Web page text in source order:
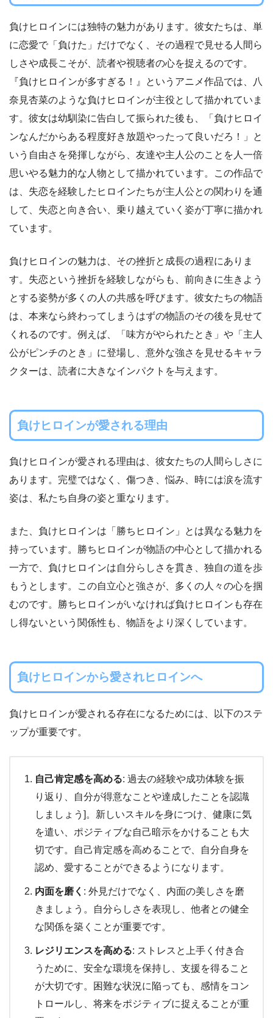
負けヒロインには独特の魅力があります。彼女たちは、単
に恋愛で「負けた」だけでなく、その過程で見せる人間ら
しさや成長こそが、読者や視聴者の心を捉えるのです。
『負けヒロインが多すぎる！』というアニメ作品では、八
奈見杏菜のような負けヒロインが主役として描かれていま
す。彼女は幼馴染に告白して振られた後も、「負けヒロイ
ンなんだからある程度好き放題やったって良いだろ！」と
いう自由さを発揮しながら、友達や主人公のことを人一倍
思いやる魅力的な人物として描かれています。この作品で
は、失恋を経験したヒロインたちが主人公との関わりを通
して、失恋と向き合い、乗り越えていく姿が丁寧に描かれ
ています。
負けヒロインの魅力は、その挫折と成長の過程にありま
す。失恋という挫折を経験しながらも、前向きに生きよう
とする姿勢が多くの人の共感を呼びます。彼女たちの物語
は、本来なら終わってしまうはずの物語のその後を見せて
くれるのです。例えば、「味方がやられたとき」や「主人
公がピンチのとき」に登場し、意外な強さを見せるキャラ
クターは、読者に大きなインパクトを与えます。
負けヒロインが愛される理由
負けヒロインが愛される理由は、彼女たちの人間らしさに
あります。完璧ではなく、傷つき、悩み、時には涙を流す
姿は、私たち自身の姿と重なります。
また、負けヒロインは「勝ちヒロイン」とは異なる魅力を
持っています。勝ちヒロインが物語の中心として描かれる
一方で、負けヒロインは自分らしさを貫き、独自の道を歩
もうとします。この自立心と強さが、多くの人々の心を掴
むのです。勝ちヒロインがいなければ負けヒロインも存在
し得ないという関係性も、物語をより深くしています。
負けヒロインから愛されヒロインへ
負けヒロインが愛される存在になるためには、以下のステ
ップが重要です。
自己肯定感を高める: 過去の経験や成功体験を振
り返り、自分が得意なことや達成したことを認識
しましょう]。新しいスキルを身につけ、健康に気
を遣い、ポジティブな自己暗示をかけることも大
切です。自己肯定感を高めることで、自分自身を
認め、愛することができるようになります。
内面を磨く : 外見だけでなく、内面の美しさを磨
きましょう。自分らしさを表現し、他者との健全
な関係を築くことが重要です。
レジリエンスを高める: ストレスと上手く付き合
うために、安全な環境を保持し、支援を得ること
が大切です。困難な状況に陥っても、感情をコン
トロールし、将来をポジティブに捉えることが重